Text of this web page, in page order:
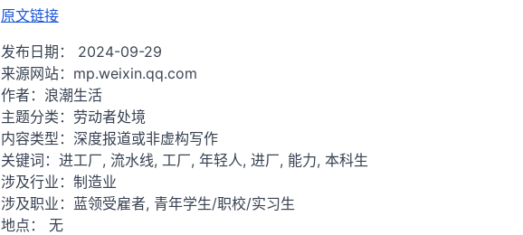
原文链接
发布日期： 2024-09-29
来源网站： mp.weixin.qq.com
作者： 浪潮生活
主题分类： 劳动者处境
内容类型： 深度报道或非虚构写作
关键词： 进工厂, 流水线, 工厂, 年轻人, 进厂, 能力, 本科生
涉及行业： 制造业
涉及职业： 蓝领受雇者, 青年学生/职校/实习生
地点： 无